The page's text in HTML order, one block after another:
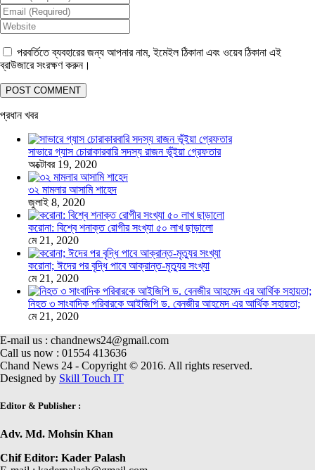
পরবর্তিতে ব্যবহারের জন্য আপনার নাম, ইমেইল ঠিকানা এবং ওয়েব ঠিকানা এই
ব্রাউজারে সংরক্ষণ করুন।
প্রধান খবর
সাভারে গ্যাস চোরাকারবারি সদস্য রাজন ভূঁইয়া গ্রেফতার
অক্টোবর 19, 2020
৩২ মামলার আসামি শাহেদ
জুলাই 8, 2020
করোনা: বিশ্বে শনাক্ত রোগীর সংখ্যা ৫০ লাখ ছাড়ালো
মে 21, 2020
করোনা; ঈদের পর বৃদ্ধি পাবে আক্রান্ত-মৃত্যুর সংখ্যা
মে 21, 2020
নিহত ৩ সাংবাদিক পরিবারকে আইজিপি ড. বেনজীর আহমেদ এর আর্থিক সহায়তা;
মে 21, 2020
E-mail us : chandnews24@gmail.com
Call us now : 01554 413636
Chand News 24 - Copyright © 2016. All rights reserved.
Designed by Skill Touch IT
Editor & Publisher :
Adv. Md. Mohsin Khan
Chif Editor: Kader Palash